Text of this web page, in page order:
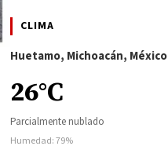
CLIMA
Huetamo, Michoacán, México
26°C
Parcialmente nublado
Humedad: 79%